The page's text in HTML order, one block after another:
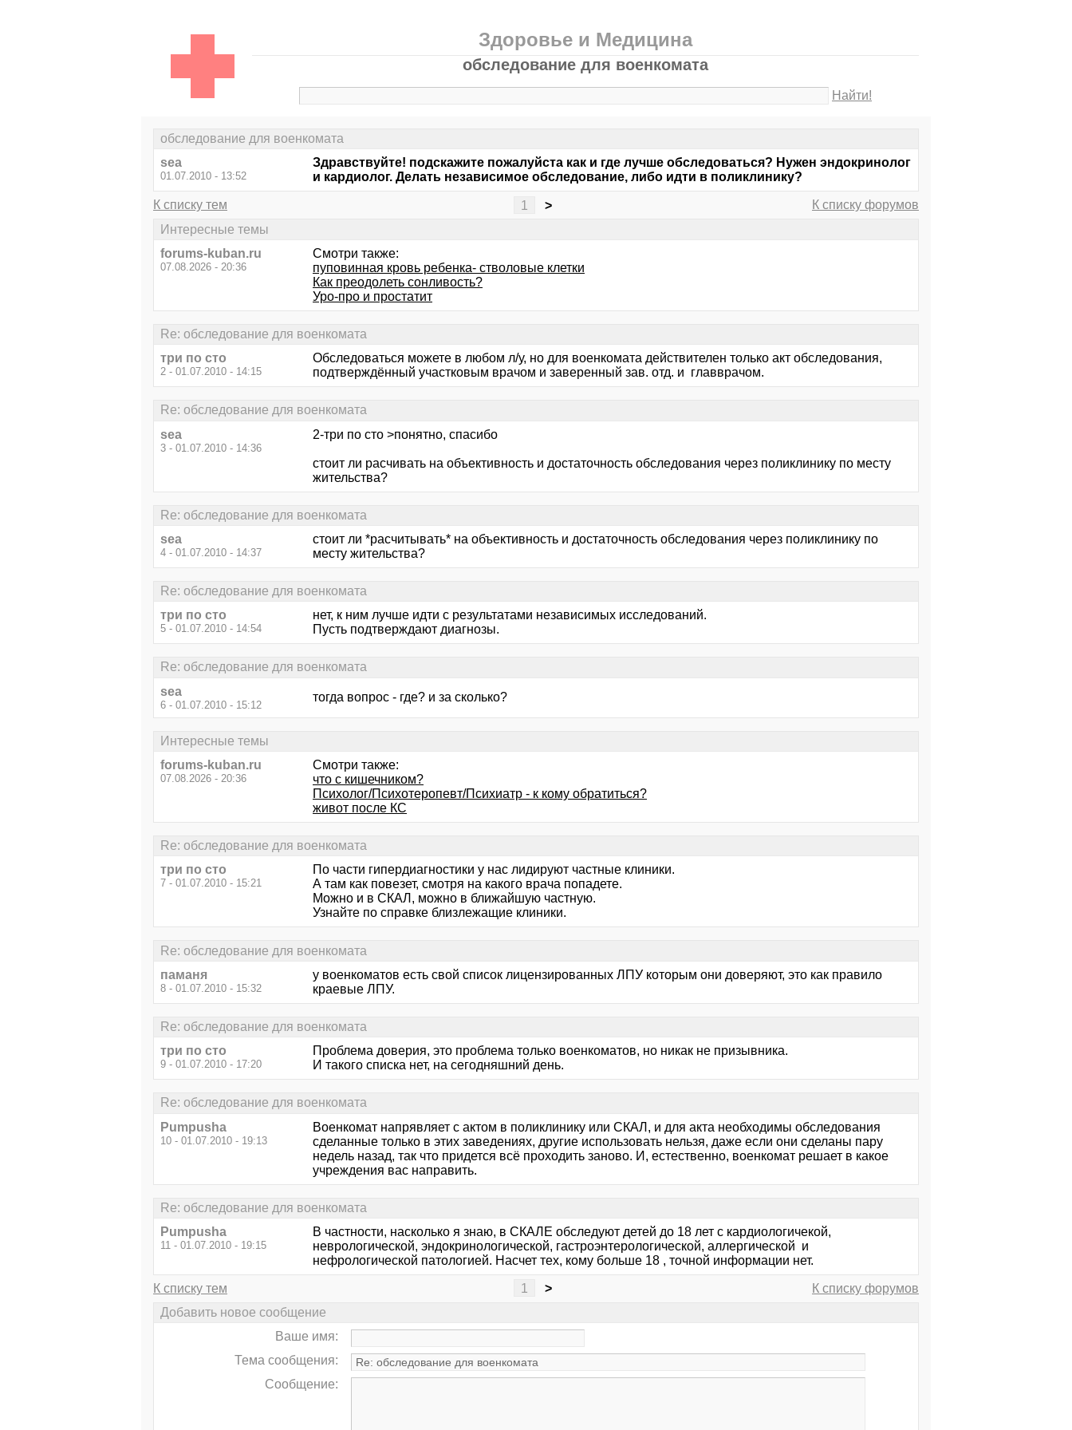
Здоровье и Медицина
обследование для военкомата
Найти!
обследование для военкомата
sea
01.07.2010 - 13:52
Здравствуйте! подскажите пожалуйста как и где лучше обследоваться? Нужен эндокринолог
и кардиолог. Делать независимое обследование, либо идти в поликлинику?
К списку тем 1 >
К списку форумов
Интересные темы
forums-kuban.ru
07.08.2026 - 20:36
Смотри также:
пуповинная кровь ребенка- стволовые клетки
Как преодолеть сонливость?
Уро-про и простатит
Re: обследование для военкомата
три по сто
2 - 01.07.2010 - 14:15
Обследоваться можете в любом л/у, но для военкомата действителен только акт обследования,
подтверждённый участковым врачом и заверенный зав. отд. и главврачом.
Re: обследование для военкомата
sea
3 - 01.07.2010 - 14:36
2-три по сто >понятно, спасибо
стоит ли расчивать на объективность и достаточность обследования через поликлинику по месту
жительства?
Re: обследование для военкомата
sea
4 - 01.07.2010 - 14:37
стоит ли *расчитывать* на объективность и достаточность обследования через поликлинику по
месту жительства?
Re: обследование для военкомата
три по сто
5 - 01.07.2010 - 14:54
нет, к ним лучше идти с результатами независимых исследований.
Пусть подтверждают диагнозы.
Re: обследование для военкомата
sea
6 - 01.07.2010 - 15:12
тогда вопрос - где? и за сколько?
Интересные темы
forums-kuban.ru
07.08.2026 - 20:36
Смотри также:
что с кишечником?
Психолог/Психотеропевт/Психиатр - к кому обратиться?
живот после КС
Re: обследование для военкомата
три по сто
7 - 01.07.2010 - 15:21
По части гипердиагностики у нас лидируют частные клиники.
А там как повезет, смотря на какого врача попадете.
Можно и в СКАЛ, можно в ближайшую частную.
Узнайте по справке близлежащие клиники.
Re: обследование для военкомата
паманя
8 - 01.07.2010 - 15:32
у военкоматов есть свой список лицензированных ЛПУ которым они доверяют, это как правило
краевые ЛПУ.
Re: обследование для военкомата
три по сто
9 - 01.07.2010 - 17:20
Проблема доверия, это проблема только военкоматов, но никак не призывника.
И такого списка нет, на сегодняшний день.
Re: обследование для военкомата
Pumpusha
10 - 01.07.2010 - 19:13
Военкомат напрявляет с актом в поликлинику или СКАЛ, и для акта необходимы обследования
сделанные только в этих заведениях, другие использовать нельзя, даже если они сделаны пару
недель назад, так что придется всё проходить заново. И, естественно, военкомат решает в какое
учреждения вас направить.
Re: обследование для военкомата
Pumpusha
11 - 01.07.2010 - 19:15
В частности, насколько я знаю, в СКАЛЕ обследуют детей до 18 лет с кардиологичекой,
неврологической, эндокринологической, гастроэнтерологической, аллергической и
нефрологической патологией. Насчет тех, кому больше 18 , точной информации нет.
К списку тем 1 >
К списку форумов
Добавить новое сообщение
Ваше имя:
Тема сообщения:
Сообщение: